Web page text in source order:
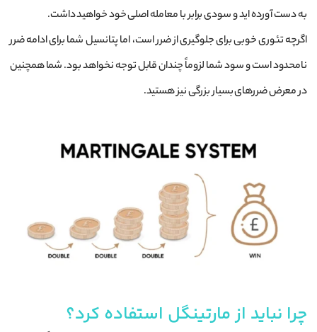
به دست آورده اید و سودی برابر با معامله اصلی خود خواهید داشت.
اگرچه تئوری خوبی برای جلوگیری از ضرر است، اما پتانسیل شما برای ادامه ضرر
نامحدود است و سود شما لزوماً چندان قابل توجه نخواهد بود. شما همچنین
در معرض ضررهای بسیار بزرگی نیز هستید.
چرا نباید از مارتینگل استفاده کرد؟